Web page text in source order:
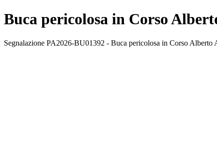
Buca pericolosa in Corso
Segnalazione PA2026-BU01392 - Buca pericolosa in Corso Alberto